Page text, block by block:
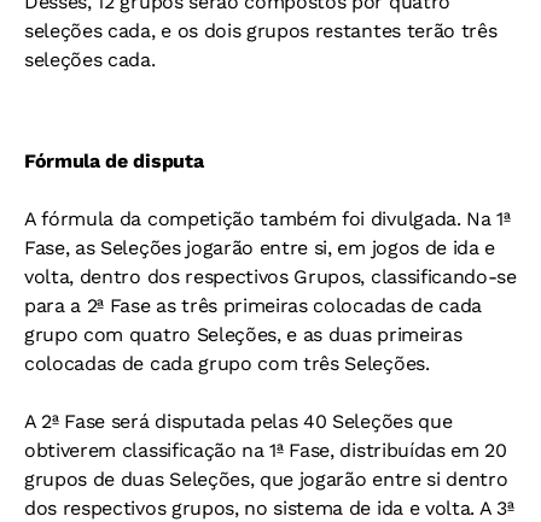
seleções cada, e os dois grupos restantes terão três
seleções cada.
Fórmula de disputa
A fórmula da competição também foi divulgada. Na 1ª
Fase, as Seleções jogarão entre si, em jogos de ida e
volta, dentro dos respectivos Grupos, classificando-se
para a 2ª Fase as três primeiras colocadas de cada
grupo com quatro Seleções, e as duas primeiras
colocadas de cada grupo com três Seleções.
A 2ª Fase será disputada pelas 40 Seleções que
obtiverem classificação na 1ª Fase, distribuídas em 20
grupos de duas Seleções, que jogarão entre si dentro
dos respectivos grupos, no sistema de ida e volta. A 3ª